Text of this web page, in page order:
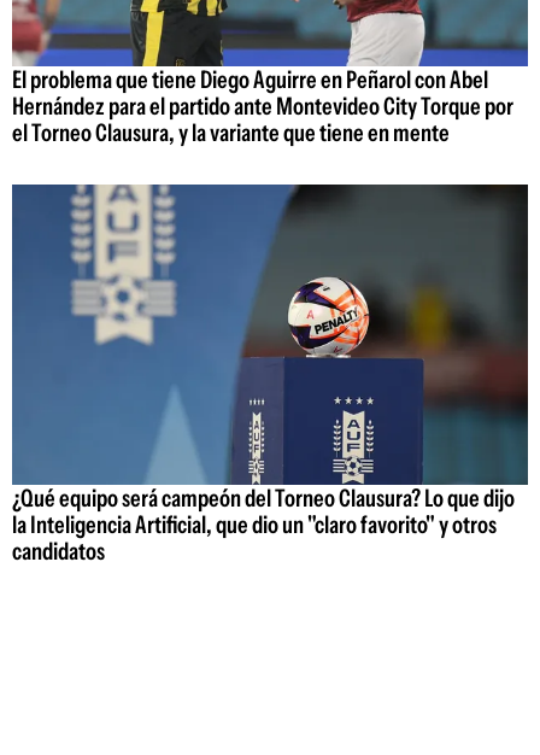
El problema que tiene Diego Aguirre en Peñarol con Abel
Hernández para el partido ante Montevideo City Torque por
el Torneo Clausura, y la variante que tiene en mente
¿Qué equipo será campeón del Torneo Clausura? Lo que dijo
la Inteligencia Artificial, que dio un "claro favorito" y otros
candidatos